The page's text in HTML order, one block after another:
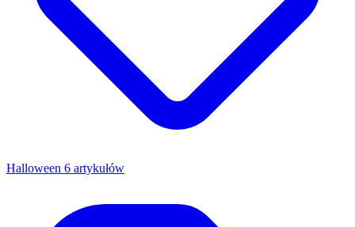
Halloween 6 artykułów